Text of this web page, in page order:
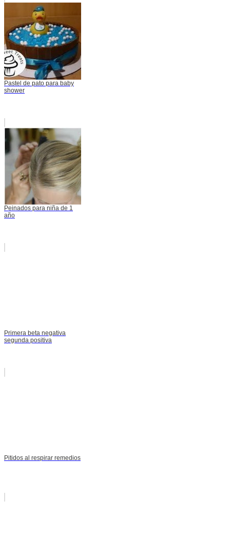
Pastel de pato para baby
shower
Peinados para niña de 1
año
Primera beta negativa
segunda positiva
Pitidos al respirar remedios